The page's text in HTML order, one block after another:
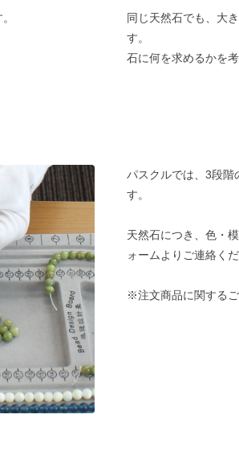
同じ天然石でも、大
す。
石に何を求めるかを
パスクルでは、3段階
す。
天然石につき、色・
ォームよりご連絡くだ
※注文商品に関する